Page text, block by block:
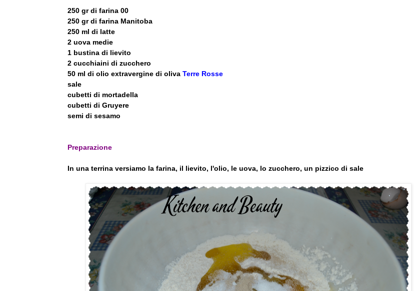
250 gr di farina 00
250 gr di farina Manitoba
250 ml di latte
2 uova medie
1 bustina di lievito
2 cucchiaini di zucchero
50 ml di olio extravergine di oliva Terre Rosse
sale
cubetti di mortadella
cubetti di Gruyere
semi di sesamo
Preparazione
In una terrina versiamo la farina, il lievito, l'olio, le uova, lo zucchero, un pizzico di sale